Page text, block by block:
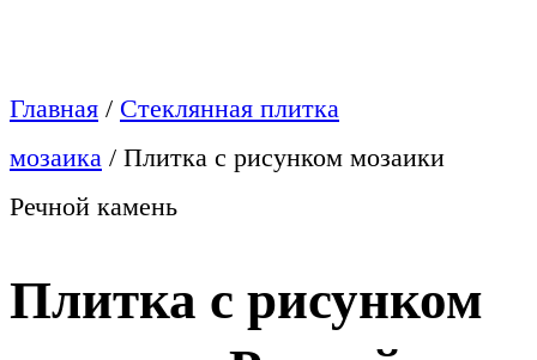
Главная / Стеклянная плитка
мозаика / Плитка с рисунком мозаики
Речной камень
Плитка с рисунком